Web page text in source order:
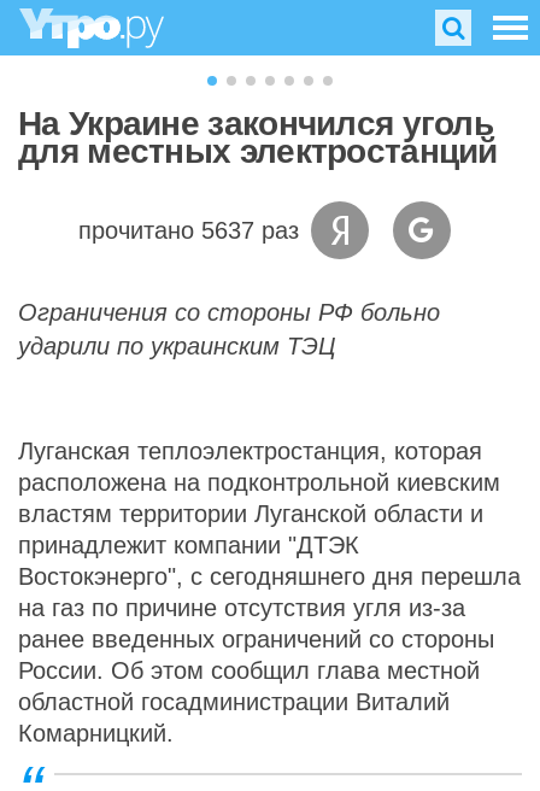
На Украине закончился уголь
для местных электростанций
прочитано 5637 раз
Ограничения со стороны РФ больно
ударили по украинским ТЭЦ
Луганская теплоэлектростанция, которая
расположена на подконтрольной киевским
властям территории Луганской области и
принадлежит компании "ДТЭК
Востокэнерго", с сегодняшнего дня перешла
на газ по причине отсутствия угля из-за
ранее введенных ограничений со стороны
России. Об этом сообщил глава местной
областной госадминистрации Виталий
Комарницкий.